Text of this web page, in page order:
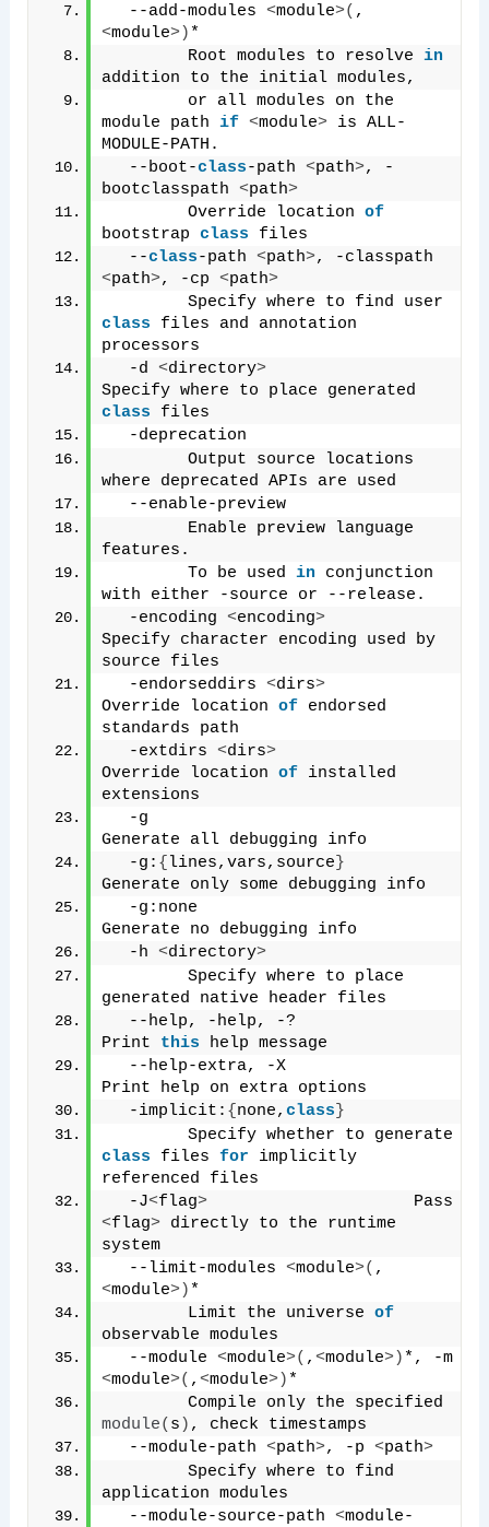
  --add-modules
<module>( ,
<module>) *
        Root modules to resolve
in
addition to the initial modules,
        or all modules on the
module path if <module> is ALL-
MODULE-PATH.
  --boot-
class-path <path>, -
bootclasspath <path>
        Override location
of
bootstrap class files
  --
class-path <path>
<path>, -cp <path>
class files and annotation
processors
  -d
<directory>
class files
  -deprecation
        Output source locations
where deprecated APIs are used
  --enable-preview
        Enable preview language
features.
        To be used
in conjunction
with either -source or --release.
  -encoding
<encoding>
Specify character encoding used by
source files
  -endorseddirs
<dirs>
Override location of endorsed
standards path
  -extdirs
<dirs>
Override location of installed
extensions
  -g
Generate all debugging info
  -g:
{ lines,vars,source }
Generate only some debugging info
  -g:none
Generate no debugging info
  -h
<directory>
        Specify where to place
generated native header files
  --help, -help, -?
Print this help message
  --help-extra, -X
Print help on extra options
  -implicit:
{ none, class }
class files for implicitly
referenced files
  -J
<flag>
<flag> directly to the runtime
system
  --limit-modules
<module>( ,
<module>) *
        Limit the universe
of
observable modules
  --module
<module>( , <module>)
*, -m
<module>( , <module>) *
module( s ) , check timestamps
  --module-path
<path>, -p <path>
        Specify where to find
application modules
  --module-source-path
<module-